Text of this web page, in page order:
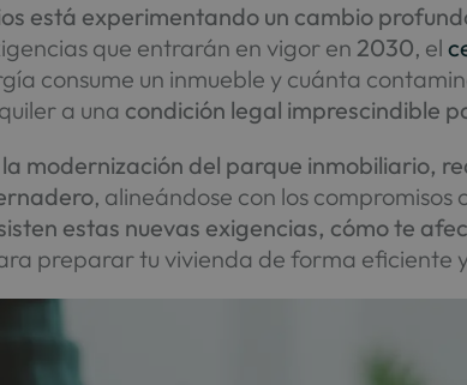
está experimentando un cambio
que entrarán en vigor en 2030, el
consume un inmueble y cuánta
a una condición legal imprescindible
modernización del parque inmobiliario,
, alineándose con los
estas nuevas exigencias, cómo te
preparar tu vivienda de forma eficiente